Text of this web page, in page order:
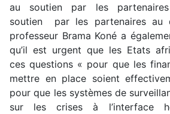
au soutien par les
soutien par les partenaires au
professeur Brama Koné a
qu’il est urgent que les Etats
ces questions « pour que les
mettre en place soient
pour que les systèmes de
sur les crises à l’interface